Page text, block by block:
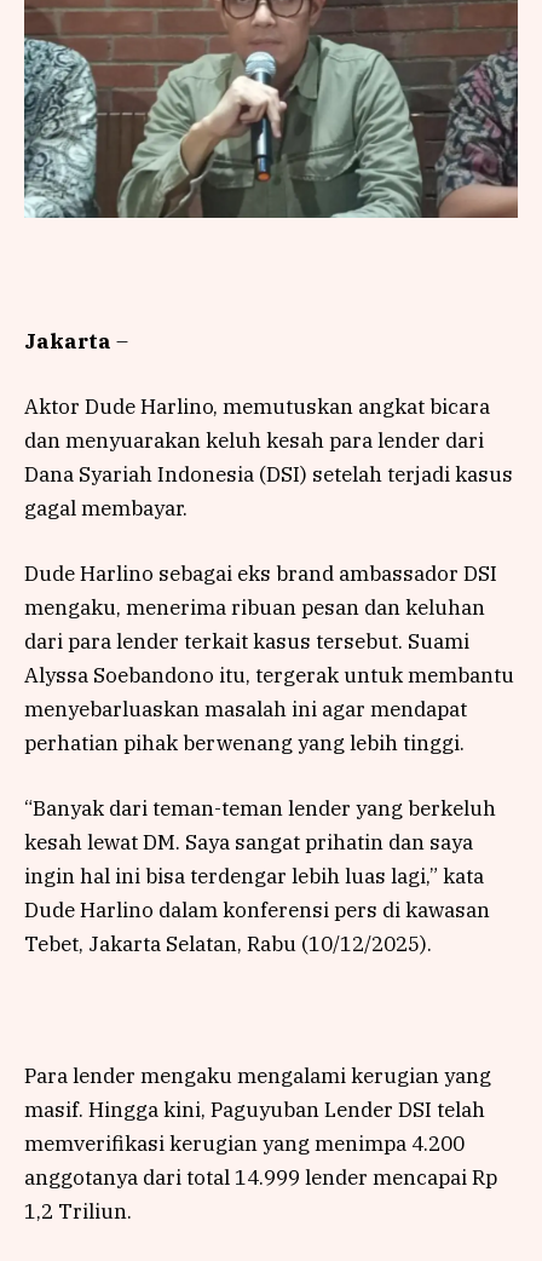
Jakarta –
Aktor Dude Harlino, memutuskan angkat bicara
dan menyuarakan keluh kesah para lender dari
Dana Syariah Indonesia (DSI) setelah terjadi kasus
gagal membayar.
Dude Harlino sebagai eks brand ambassador DSI
mengaku, menerima ribuan pesan dan keluhan
dari para lender terkait kasus tersebut. Suami
Alyssa Soebandono itu, tergerak untuk membantu
menyebarluaskan masalah ini agar mendapat
perhatian pihak berwenang yang lebih tinggi.
“Banyak dari teman-teman lender yang berkeluh
kesah lewat DM. Saya sangat prihatin dan saya
ingin hal ini bisa terdengar lebih luas lagi,” kata
Dude Harlino dalam konferensi pers di kawasan
Tebet, Jakarta Selatan, Rabu (10/12/2025).
Para lender mengaku mengalami kerugian yang
masif. Hingga kini, Paguyuban Lender DSI telah
memverifikasi kerugian yang menimpa 4.200
anggotanya dari total 14.999 lender mencapai Rp
1,2 Triliun.